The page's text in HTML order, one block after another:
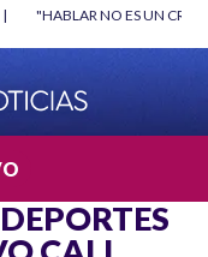
|
"HABLAR NO ES UN